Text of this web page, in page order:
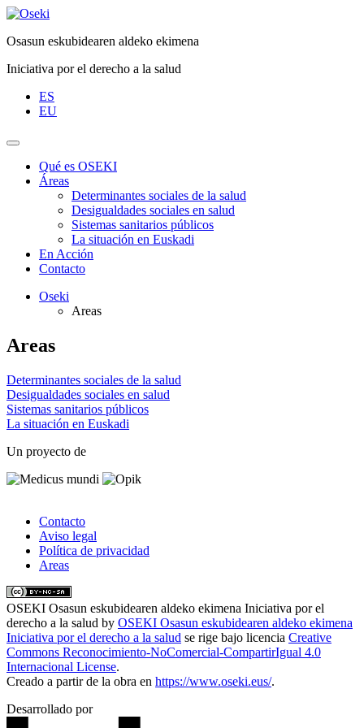
Saltar
contenido
Osasun eskubidearen aldeko ekimena
Iniciativa por el derecho a la salud
ES
EU
Qué es OSEKI
Áreas
Determinantes sociales de la salud
Desigualdades sociales en salud
Sistemas sanitarios públicos
La situación en Euskadi
En Acción
Contacto
Oseki
Areas
Areas
Determinantes sociales de la salud
Desigualdades sociales en salud
Sistemas sanitarios públicos
La situación en Euskadi
Un proyecto de
Contacto
Aviso legal
Política de privacidad
Areas
OSEKI Osasun eskubidearen aldeko ekimena Iniciativa por el
derecho a la salud by OSEKI Osasun eskubidearen aldeko ekimena
Iniciativa por el derecho a la salud se rige bajo licencia Creative
Commons Reconocimiento-NoComercial-CompartirIgual 4.0
Internacional License.
Creado a partir de la obra en https://www.oseki.eus/.
Desarrollado por